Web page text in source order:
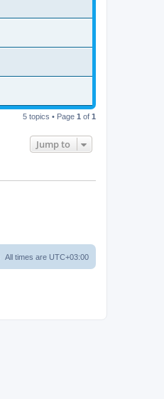
5 topics • Page 1 of 1
Jump to
All times are UTC+03:00